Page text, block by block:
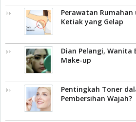
Perawatan
Ketiak yang Gelap
Dian Pelangi, Wanita
Make-up
Pentingkah Toner
Pembersihan Wajah?